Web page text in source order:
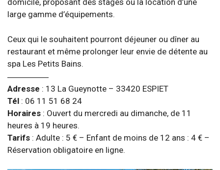
domicile, proposant des stages ou la location d’une
large gamme d’équipements.
Ceux qui le souhaitent pourront déjeuner ou dîner au
restaurant et même prolonger leur envie de détente au
spa Les Petits Bains.
Adresse : 13 La Gueynotte – 33420 ESPIET
Tél : 06 11 51 68 24
Horaires : Ouvert du mercredi au dimanche, de 11
heures à 19 heures.
Tarifs : Adulte : 5 € – Enfant de moins de 12 ans : 4 € –
Réservation obligatoire en ligne.